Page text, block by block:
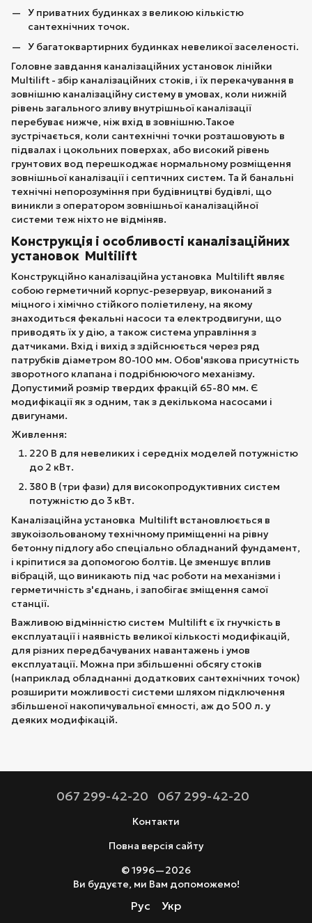
У приватних будинках з великою кількістю
сантехнічних точок.
У багатоквартирних будинках невеликої заселеності.
Головне завдання каналізаційних установок лінійки
Multilift - збір каналізаційних стоків, і їх перекачування в
зовнішню каналізаційну систему в умовах, коли нижній
рівень загального зливу внутрішньої каналізації
перебуває нижче, ніж вхід в зовнішню.Такое
зустрічається, коли сантехнічні точки розташовують в
підвалах і цокольних поверхах, або високий рівень
грунтових вод перешкоджає нормальному розміщення
зовнішньої каналізації і септичних систем. Та й банальні
технічні непорозуміння при будівництві будівлі, що
виникли з оператором зовнішньої каналізаційної
системи теж ніхто не відміняв.
Конструкція і особливості каналізаційних
установок Multilift
Конструкційно каналізаційна установка Multilift являє
собою герметичний корпус-резервуар, виконаний з
міцного і хімічно стійкого поліетилену, на якому
знаходиться фекальні насоси та електродвигуни, що
приводять їх у дію, а також система управління з
датчиками. Вхід і вихід з здійснюється через ряд
патрубків діаметром 80-100 мм. Обов'язкова присутність
зворотного клапана і подрібнюючого механізму.
Допустимий розмір твердих фракцій 65-80 мм. Є
модифікації як з одним, так з декількома насосами і
двигунами.
Живлення:
220 В для невеликих і середніх моделей потужністю
до 2 кВт.
380 В (три фази) для високопродуктивних систем
потужністю до 3 кВт.
Каналізаційна установка Multilift встановлюється в
звукоізольованому технічному приміщенні на рівну
бетонну підлогу або спеціально обладнаний фундамент,
і кріпитися за допомогою болтів. Це зменшує вплив
вібрацій, що виникають під час роботи на механізми і
герметичність з'єднань, і запобігає зміщення самої
станції.
Важливою відмінністю систем Multilift є їх гнучкість в
експлуатації і наявність великої кількості модифікацій,
для різних передбачуваних навантажень і умов
експлуатації. Можна при збільшенні обсягу стоків
(наприклад обладнанні додаткових сантехнічних точок)
розширити можливості системи шляхом підключення
збільшеної накопичувальної ємності, аж до 500 л. у
деяких модифікацій.
067 299-42-20 067 299-42-20
Контакти
Повна версія сайту
© 1996—2026
Ви будуєте, ми Вам допоможемо!
Рус Укр